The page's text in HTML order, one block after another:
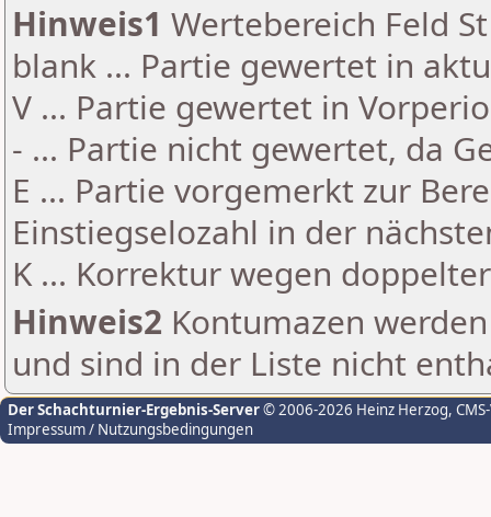
Hinweis1 Wertebereich Feld
blank ... Partie gewertet in
V ... Partie gewertet in
- ... Partie nicht gewertet, da
E ... Partie vorgemerkt zur
Einstiegselozahl in der
K ... Korrektur wegen
Hinweis2 Kontumazen
und sind in der Liste nicht
Der Schachturnier-Ergebnis-Server© 2006-2026 Heinz Herzog,
Impressum / Nutzungsbedingungen